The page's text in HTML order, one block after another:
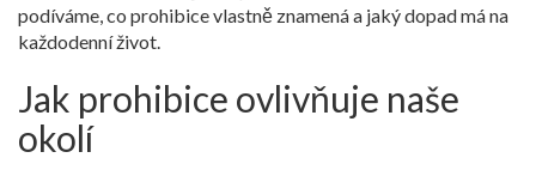
podíváme, co prohibice vlastně znamená a jaký dopad má na
každodenní život.
Jak prohibice ovlivňuje naše
okolí